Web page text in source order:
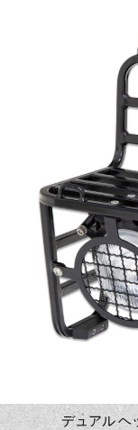
デュアル ヘ